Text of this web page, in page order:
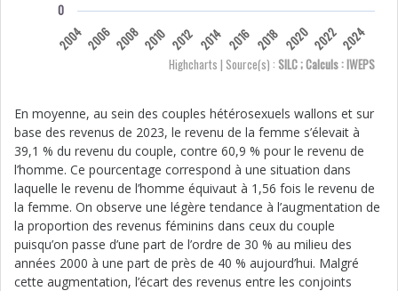
0
Highcharts | Source(s) : SILC ; Calculs : IWEPS
2004 2006 2008 2010 2012 2014 2016 2018 2020 2022 2024
En moyenne, au sein des couples hétérosexuels wallons et sur
base des revenus de 2023, le revenu de la femme s’élevait à
39,1 % du revenu du couple, contre 60,9 % pour le revenu de
l’homme. Ce pourcentage correspond à une situation dans
laquelle le revenu de l’homme équivaut à 1,56 fois le revenu de
la femme. On observe une légère tendance à l’augmentation de
la proportion des revenus féminins dans ceux du couple
puisqu’on passe d’une part de l’ordre de 30 % au milieu des
années 2000 à une part de près de 40 % aujourd’hui. Malgré
cette augmentation, l’écart des revenus entre les conjoints